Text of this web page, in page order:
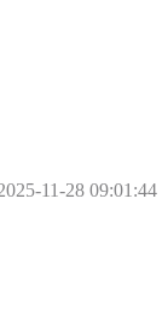
11-28 09:01:44